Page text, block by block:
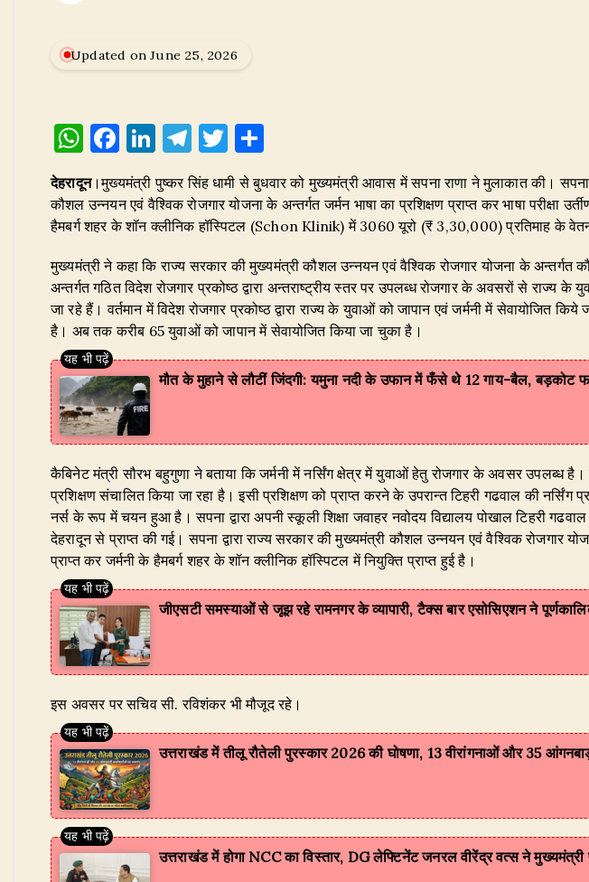
Updated on June 25, 2026
W
at
s
A
p
p
F
a
c
e
b
o
o
k
Li
k
e
dI
n
T
el
e
g
ra
m
T
w
it
te
r
ar
e
देहरादून।मुख्यमंत्री पुष्कर सिंह धामी से बुधवार को मुख्यमंत्री आवास में सपना राणा ने मुलाकात की। सपना
कौशल उन्नयन एवं वैश्विक रोजगार योजना के अन्तर्गत जर्मन भाषा का प्रशिक्षण प्राप्त कर भाषा परीक्षा
हैमबर्ग शहर के शॉन क्लीनिक हॉस्पिटल (Schon Klinik) में 3060 यूरो (₹ 3,30,000) प्रतिमाह के वेतन
​मुख्यमंत्री ने कहा कि राज्य सरकार की मुख्यमंत्री कौशल उन्नयन एवं वैश्विक रोजगार योजना के अन्तर्गत
अन्तर्गत गठित विदेश रोजगार प्रकोष्ठ द्वारा अन्तराष्ट्रीय स्तर पर उपलब्ध रोजगार के अवसरों से राज्य
जा रहे हैं। वर्तमान में विदेश रोजगार प्रकोष्ठ द्वारा राज्य के युवाओं को जापान एवं जर्मनी में सेवायोजित किये
है। अब तक करीब 65 युवाओं को जापान में सेवायोजित किया जा चुका है।
मौत के मुहाने से लौटीं जिंदगी: यमुना नदी के उफान में फँसे थे 12 गाय-बैल, बड़कोट
​कैबिनेट मंत्री सौरभ बहुगुणा ने बताया कि जर्मनी में नर्सिंग क्षेत्र में युवाओं हेतु रोजगार के अवसर उपलब्ध है।
प्रशिक्षण संचालित किया जा रहा है। इसी प्रशिक्षण को प्राप्त करने के उपरान्त टिहरी गढवाल की नर्सिंग
नर्स के रूप में चयन हुआ है। सपना द्वारा अपनी स्कूली शिक्षा जवाहर नवोदय विद्यालय पोखाल टिहरी
देहरादून से प्राप्त की गई। सपना द्वारा राज्य सरकार की मुख्यमंत्री कौशल उन्नयन एवं वैश्विक रोजगार
प्राप्त कर जर्मनी के हैमबर्ग शहर के शॉन क्लीनिक हॉस्पिटल में नियुक्ति प्राप्त हुई है।
जीएसटी समस्याओं से जूझ रहे रामनगर के व्यापारी, टैक्स बार एसोसिएशन ने
​इस अवसर पर सचिव सी. रविशंकर भी मौजूद रहे।
उत्तराखंड में तीलू रौतेली पुरस्कार 2026 की घोषणा, 13 वीरांगनाओं और 35
उत्तराखंड में होगा NCC का विस्तार, DG लेफ्टिनेंट जनरल वीरेंद्र वत्स ने